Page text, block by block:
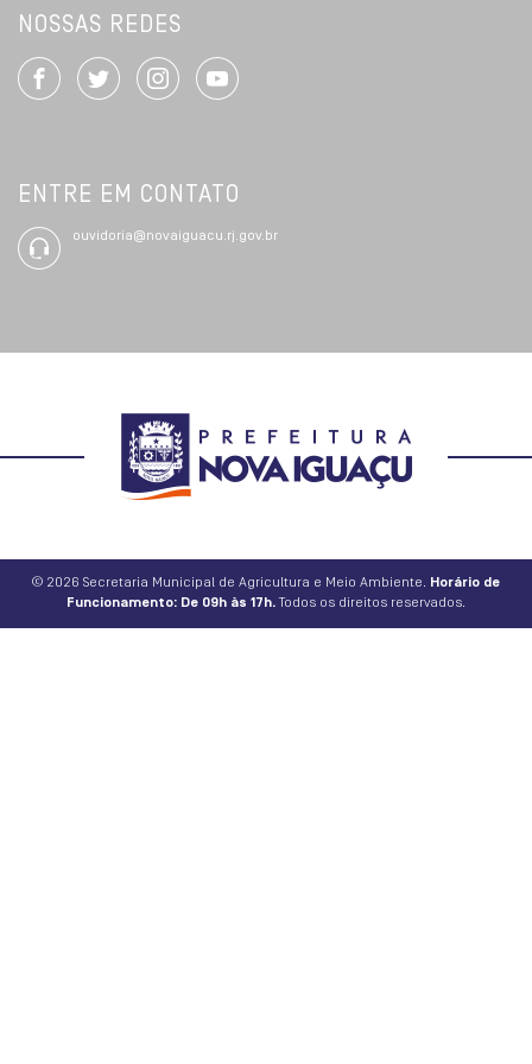
NOSSAS REDES
ENTRE EM CONTATO
ouvidoria@novaiguacu.rj.gov.br
© 2026 Secretaria Municipal de Agricultura e Meio Ambiente. Horário de
Funcionamento: De 09h às 17h.Todos os direitos reservados.